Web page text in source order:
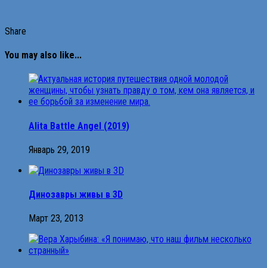
Share
You may also like...
Alita Battle Angel (2019)
Январь 29, 2019
Динозавры живы в 3D
Март 23, 2013